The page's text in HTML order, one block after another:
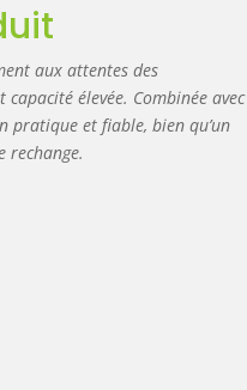
aux attentes des
élevée. Combinée avec
pratique et fiable, bien qu’un
rechange.